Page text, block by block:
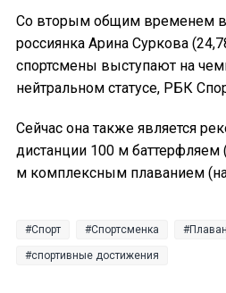
Со вторым общим временем
россиянка Арина Суркова
спортсмены выступают на
нейтральном статусе, РБК
Сейчас она также является
дистанции 100 м
м комплексным плаванием
Спорт Спортсменка
спортивные достижения